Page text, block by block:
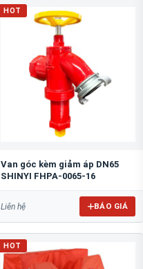
HOT
Van góc kèm giảm áp DN65
SHINYI FHPA-0065-16
Liên hệ BÁO GIÁ
HOT